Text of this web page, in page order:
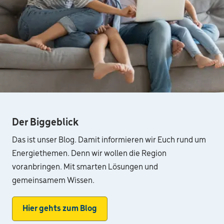
Der Biggeblick
Das ist unser Blog. Damit informieren wir Euch rund um
Energiethemen. Denn wir wollen die Region
voranbringen. Mit smarten Lösungen und
gemeinsamem Wissen.
Hier gehts zum Blog